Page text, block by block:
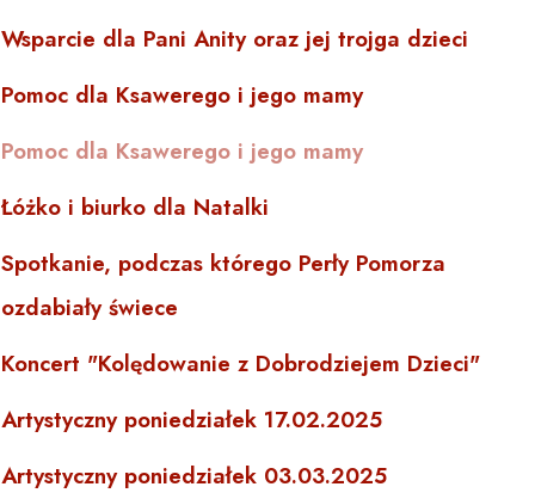
Wsparcie dla Pani Anity oraz jej trojga dzieci
Pomoc dla Ksawerego i jego mamy
Pomoc dla Ksawerego i jego mamy
Łóżko i biurko dla Natalki
Spotkanie, podczas którego Perły Pomorza
ozdabiały świece
Koncert "Kolędowanie z Dobrodziejem Dzieci"
Artystyczny poniedziałek 17.02.2025
Artystyczny poniedziałek 03.03.2025